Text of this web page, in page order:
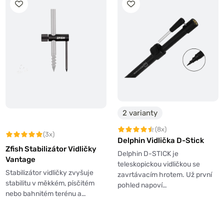
(3x)
Zfish Stabilizátor Vidličky
Vantage
Stabilizátor vidličky zvyšuje
stabilitu v měkkém, písčitém
nebo bahnitém terénu a…
2 varianty
(8x)
Delphin Vidlička D-Stick
Delphin D-STICK je
teleskopickou vidličkou se
zavrtávacím hrotem. Už první
pohled napoví…